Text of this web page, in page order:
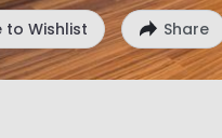
to Wishlist Share